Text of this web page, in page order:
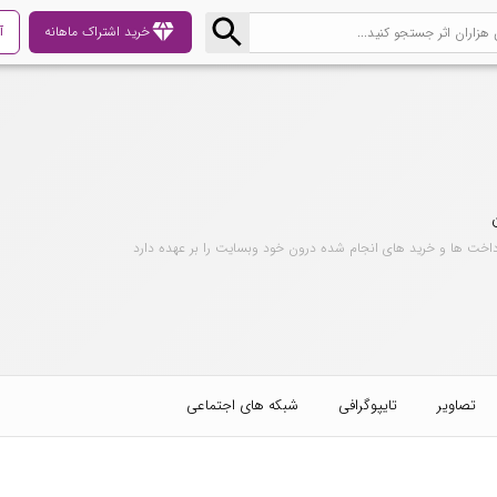
diamondخرید اشتراک ماهانه
ها و خرید های انجام شده درون خود وبسایت را بر عهده دارد
تصاویر تایپوگرافی شبکه های اجتماعی